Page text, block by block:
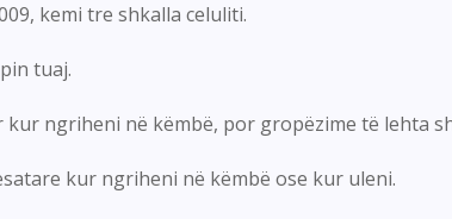
kemi tre shkalla celuliti.
tuaj.
kur ngriheni në këmbë, por gropëzime të lehta
kur ngriheni në këmbë ose kur uleni.